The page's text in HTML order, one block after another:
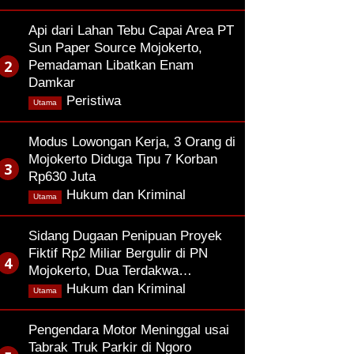
Api dari Lahan Tebu Capai Area PT
Sun Paper Source Mojokerto,
Pemadaman Libatkan Enam
Damkar
Peristiwa,
Utama
Modus Lowongan Kerja, 3 Orang di
Mojokerto Diduga Tipu 7 Korban
Rp630 Juta
Hukum dan Kriminal
Utama
Sidang Dugaan Penipuan Proyek
Fiktif Rp2 Miliar Bergulir di PN
Mojokerto, Dua Terdakwa…
Hukum dan Kriminal
Utama
Pengendara Motor Meninggal usai
Tabrak Truk Parkir di Ngoro